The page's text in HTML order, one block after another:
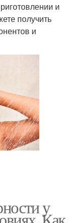
и
получить
и
у